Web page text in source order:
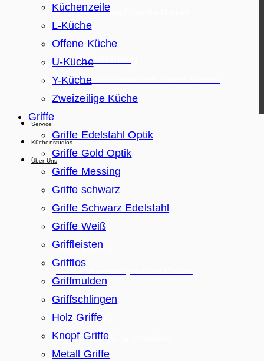
Die besten E-Geräte Marken
Küchenblog
News & Wissen zum Thema Küchen!
Service
Küchenstudios
Über Uns
ÜBER UNS
Referenzen
Ausstellung
Unsere Ausstellung entdecken
Küchenzeile
L-Küche
Offene Küche
U-Küche
Y-Küche
Zweizeilige Küche
Griffe
Griffe Edelstahl Optik
Griffe Gold Optik
Griffe Messing
Griffe schwarz
Griffe Schwarz Edelstahl
Griffe Weiß
Griffleisten
Grifflos
Griffmulden
Griffschlingen
Holz Griffe
Knopf Griffe
Metall Griffe